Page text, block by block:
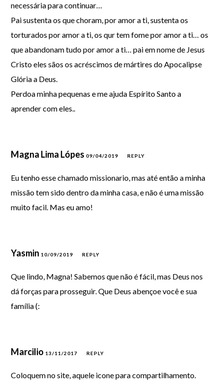
necessária para continuar…
Pai sustenta os que choram, por amor a ti, sustenta os
torturados por amor a ti, os qur tem fome por amor a ti… os
que abandonam tudo por amor a ti… pai em nome de Jesus
Cristo eles sãos os acréscimos de mártires do Apocalipse
Glória a Deus.
Perdoa minha pequenas e me ajuda Espírito Santo a
aprender com eles..
Magna Lima Lópes09/04/2019 REPLY
Eu tenho esse chamado missionario, mas até então a minha
missão tem sido dentro da minha casa, e não é uma missão
muito facil. Mas eu amo!
Yasmin 10/09/2019 REPLY
Que lindo, Magna! Sabemos que não é fácil, mas Deus nos
dá forças para prosseguir. Que Deus abençoe você e sua
família (:
Marcilio 13/11/2017 REPLY
Coloquem no site, aquele icone para compartilhamento.